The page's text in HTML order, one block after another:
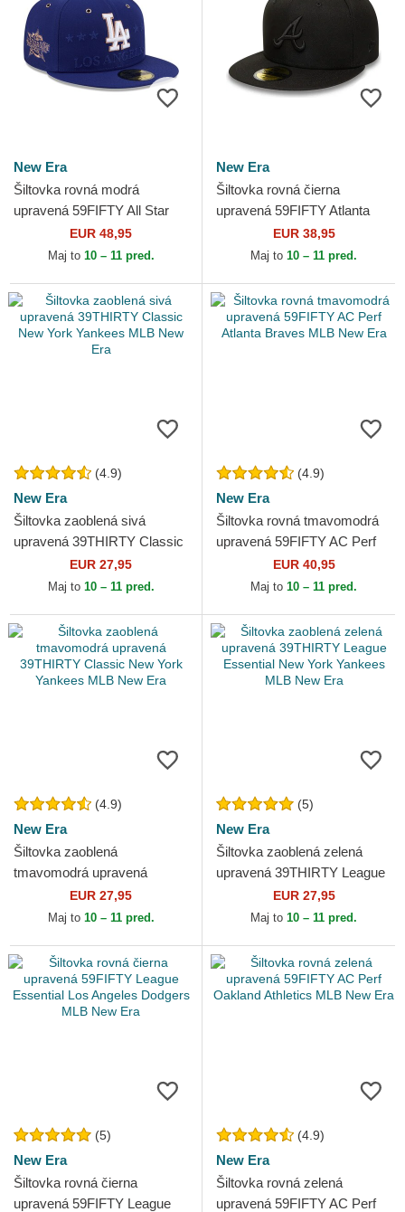
New Era
Šiltovka rovná modrá
upravená 59FIFTY All Star
Game Los Angeles Dodgers
MLB New Era
EUR 48,95
Maj to 10 – 11 pred.
New Era
Šiltovka rovná čierna
upravená 59FIFTY Atlanta
Braves MLB New Era
EUR 38,95
Maj to 10 – 11 pred.
(4.9)
New Era
Šiltovka zaoblená sivá
upravená 39THIRTY Classic
New York Yankees MLB
New Era
EUR 27,95
Maj to 10 – 11 pred.
(4.9)
New Era
Šiltovka rovná tmavomodrá
upravená 59FIFTY AC Perf
Atlanta Braves MLB New Era
EUR 40,95
Maj to 10 – 11 pred.
(4.9)
New Era
Šiltovka zaoblená
tmavomodrá upravená
39THIRTY Classic New York
Yankees MLB New Era
EUR 27,95
Maj to 10 – 11 pred.
(5)
New Era
Šiltovka zaoblená zelená
upravená 39THIRTY League
Essential New York Yankees
MLB New Era
EUR 27,95
Maj to 10 – 11 pred.
(5)
New Era
Šiltovka rovná čierna
upravená 59FIFTY League
(4.9)
New Era
Šiltovka rovná zelená
upravená 59FIFTY AC Perf